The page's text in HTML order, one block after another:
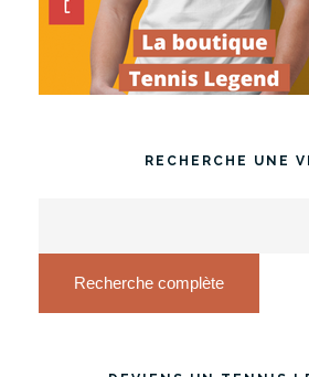
RECHERCHE UNE
Recherche complète